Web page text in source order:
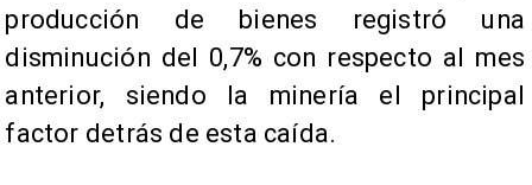
producción de bienes registró una
disminución del 0,7% con respecto al mes
anterior, siendo la minería el principal
factor detrás de esta caída.